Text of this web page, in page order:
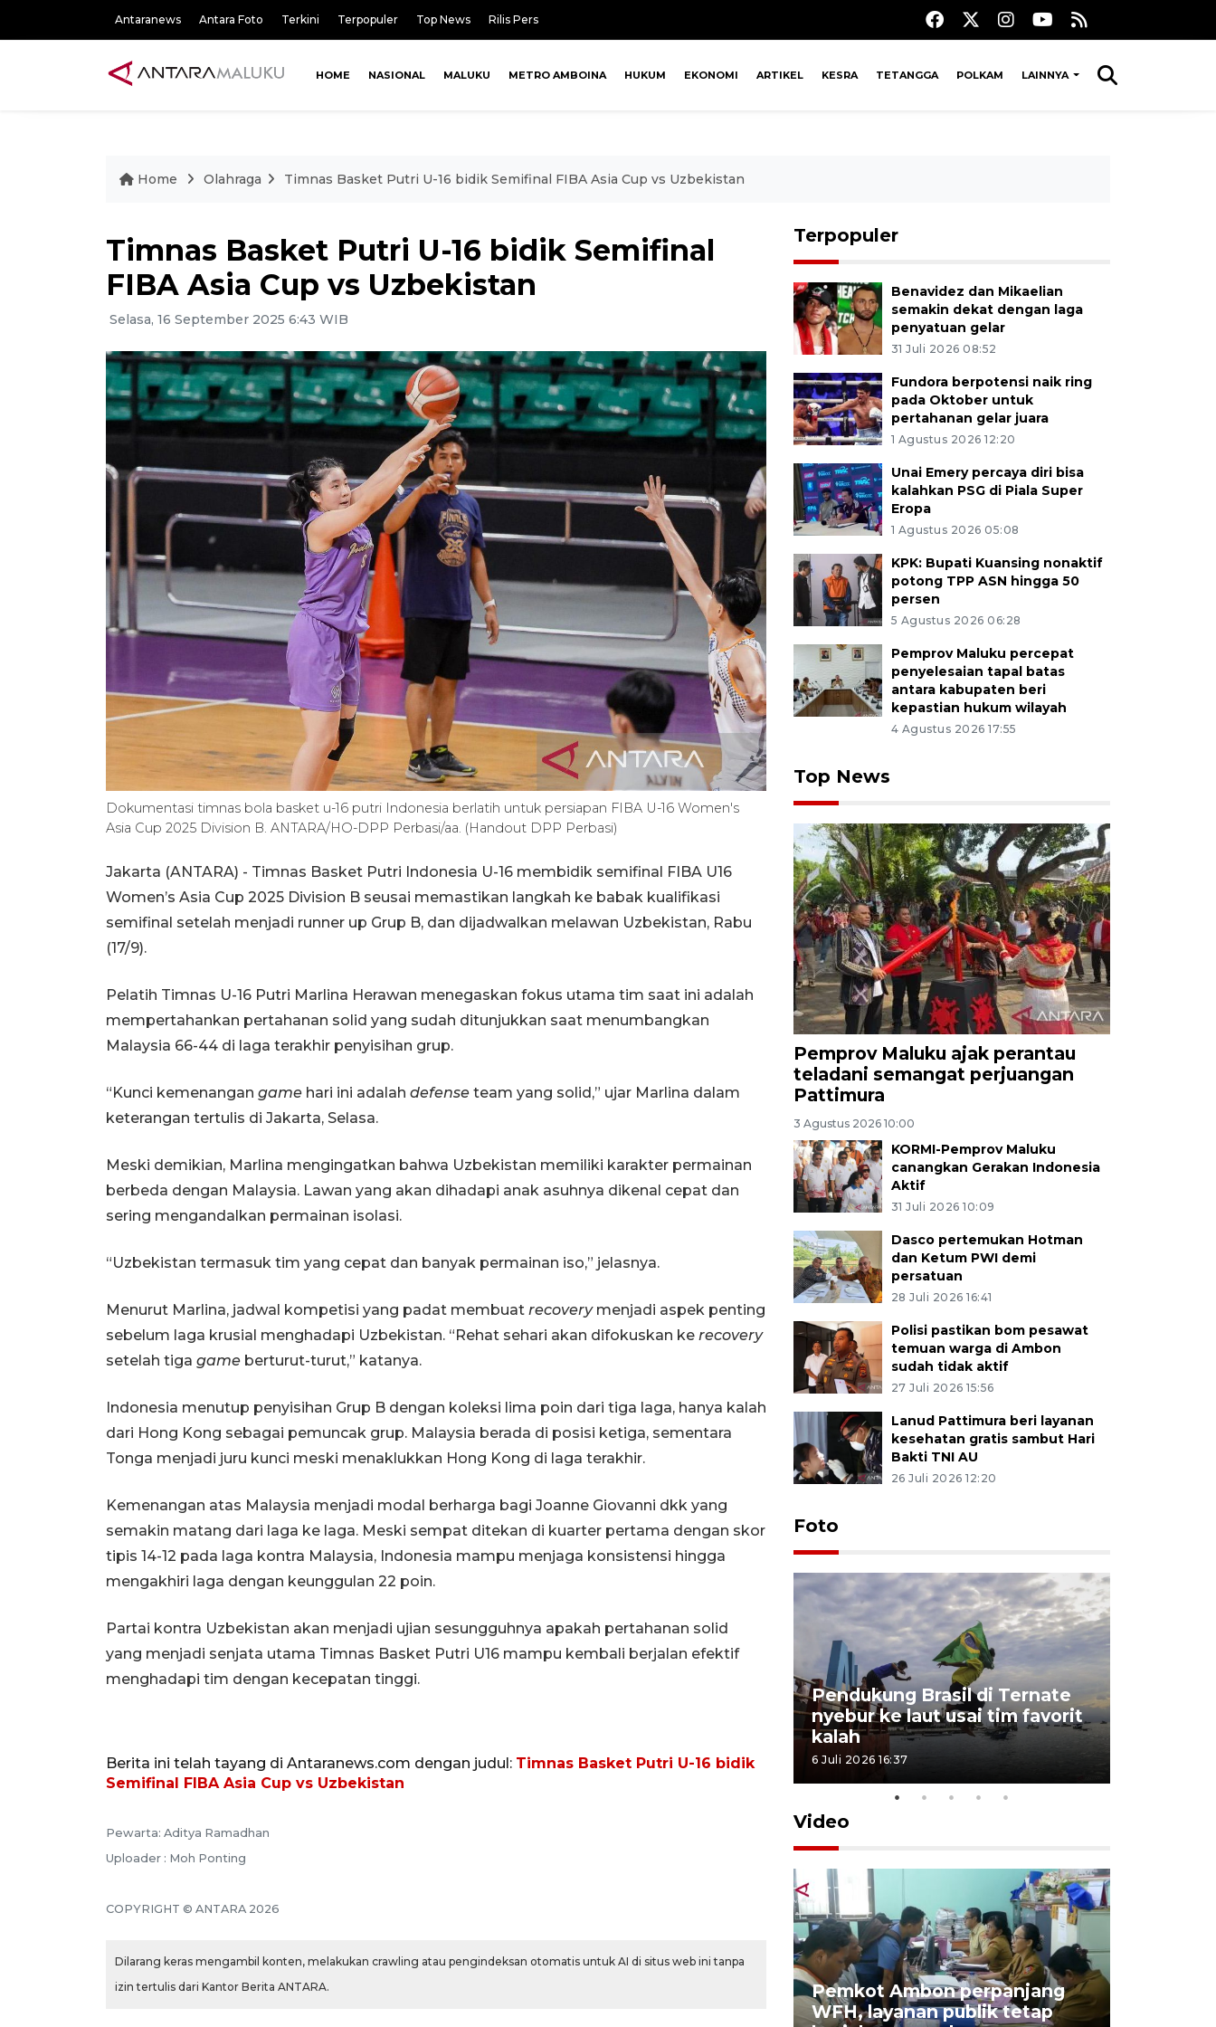
Antaranews Antara Foto Terkini Terpopuler Top News Rilis Pers
HOME NASIONAL MALUKU METRO AMBOINA HUKUM EKONOMI ARTIKEL KESRA TETANGGA POLKAM LAINNYA
Home Olahraga Timnas Basket Putri U-16 bidik Semifinal FIBA Asia Cup vs Uzbekistan
Timnas Basket Putri U-16 bidik Semifinal
FIBA Asia Cup vs Uzbekistan
Selasa, 16 September 2025 6:43 WIB
Dokumentasi timnas bola basket u-16 putri Indonesia berlatih untuk persiapan FIBA U-16 Women's
Asia Cup 2025 Division B. ANTARA/HO-DPP Perbasi/aa. (Handout DPP Perbasi)
Jakarta (ANTARA) - Timnas Basket Putri Indonesia U-16 membidik semifinal FIBA U16
Women’s Asia Cup 2025 Division B seusai memastikan langkah ke babak kualifikasi
semifinal setelah menjadi runner up Grup B, dan dijadwalkan melawan Uzbekistan, Rabu
(17/9).
Pelatih Timnas U-16 Putri Marlina Herawan menegaskan fokus utama tim saat ini adalah
mempertahankan pertahanan solid yang sudah ditunjukkan saat menumbangkan
Malaysia 66-44 di laga terakhir penyisihan grup.
“Kunci kemenangan game hari ini adalah defense team yang solid,” ujar Marlina dalam
keterangan tertulis di Jakarta, Selasa.
Meski demikian, Marlina mengingatkan bahwa Uzbekistan memiliki karakter permainan
berbeda dengan Malaysia. Lawan yang akan dihadapi anak asuhnya dikenal cepat dan
sering mengandalkan permainan isolasi.
“Uzbekistan termasuk tim yang cepat dan banyak permainan iso,” jelasnya.
Menurut Marlina, jadwal kompetisi yang padat membuat recoverymenjadi aspek penting
sebelum laga krusial menghadapi Uzbekistan. “Rehat sehari akan difokuskan ke recovery
setelah tiga game berturut-turut,” katanya.
Indonesia menutup penyisihan Grup B dengan koleksi lima poin dari tiga laga, hanya kalah
dari Hong Kong sebagai pemuncak grup. Malaysia berada di posisi ketiga, sementara
Tonga menjadi juru kunci meski menaklukkan Hong Kong di laga terakhir.
Kemenangan atas Malaysia menjadi modal berharga bagi Joanne Giovanni dkk yang
semakin matang dari laga ke laga. Meski sempat ditekan di kuarter pertama dengan skor
tipis 14-12 pada laga kontra Malaysia, Indonesia mampu menjaga konsistensi hingga
mengakhiri laga dengan keunggulan 22 poin.
Partai kontra Uzbekistan akan menjadi ujian sesungguhnya apakah pertahanan solid
yang menjadi senjata utama Timnas Basket Putri U16 mampu kembali berjalan efektif
menghadapi tim dengan kecepatan tinggi.
Berita ini telah tayang di Antaranews.com dengan judul: Timnas Basket Putri U-16 bidik
Semifinal FIBA Asia Cup vs Uzbekistan
Pewarta: Aditya Ramadhan
Uploader : Moh Ponting
COPYRIGHT © ANTARA 2026
Dilarang keras mengambil konten, melakukan crawling atau pengindeksan otomatis untuk AI di situs web ini tanpa
izin tertulis dari Kantor Berita ANTARA.
Terpopuler
Benavidez dan Mikaelian
semakin dekat dengan laga
penyatuan gelar
31 Juli 2026 08:52
Fundora berpotensi naik ring
pada Oktober untuk
pertahanan gelar juara
1 Agustus 2026 12:20
Unai Emery percaya diri bisa
kalahkan PSG di Piala Super
Eropa
1 Agustus 2026 05:08
KPK: Bupati Kuansing nonaktif
potong TPP ASN hingga 50
persen
5 Agustus 2026 06:28
Pemprov Maluku percepat
penyelesaian tapal batas
antara kabupaten beri
kepastian hukum wilayah
4 Agustus 2026 17:55
Top News
Pemprov Maluku ajak perantau
teladani semangat perjuangan
Pattimura
3 Agustus 2026 10:00
KORMI-Pemprov Maluku
canangkan Gerakan Indonesia
Aktif
31 Juli 2026 10:09
Dasco pertemukan Hotman
dan Ketum PWI demi
persatuan
28 Juli 2026 16:41
Polisi pastikan bom pesawat
temuan warga di Ambon
sudah tidak aktif
27 Juli 2026 15:56
Lanud Pattimura beri layanan
kesehatan gratis sambut Hari
Bakti TNI AU
26 Juli 2026 12:20
Foto
5 Mei 2026 05:32
Pendukung Brasil di Ternate
nyebur ke laut usai tim favorit
kalah
6 Juli 2026 16:37
Video
Pemkot Ambon perpanjang
WFH, layanan publik tetap